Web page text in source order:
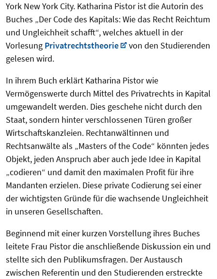
York New York City. Katharina Pistor ist die Autorin des
Buches „Der Code des Kapitals: Wie das Recht Reichtum
und Ungleichheit schafft“, welches aktuell in der
Vorlesung Privatrechtstheorie
von den Studierenden
gelesen wird.
In ihrem Buch erklärt Katharina Pistor wie
Vermögenswerte durch Mittel des Privatrechts in Kapital
umgewandelt werden. Dies geschehe nicht durch den
Staat, sondern hinter verschlossenen Türen großer
Wirtschaftskanzleien. Rechtanwältinnen und
Rechtsanwälte als „Masters of the Code“ könnten jedes
Objekt, jeden Anspruch aber auch jede Idee in Kapital
„codieren“ und damit den maximalen Profit für ihre
Mandanten erzielen. Diese private Codierung sei einer
der wichtigsten Gründe für die wachsende Ungleichheit
in unseren Gesellschaften.
Beginnend mit einer kurzen Vorstellung ihres Buches
leitete Frau Pistor die anschließende Diskussion ein und
stellte sich den Publikumsfragen. Der Austausch
zwischen Referentin und den Studierenden erstreckte